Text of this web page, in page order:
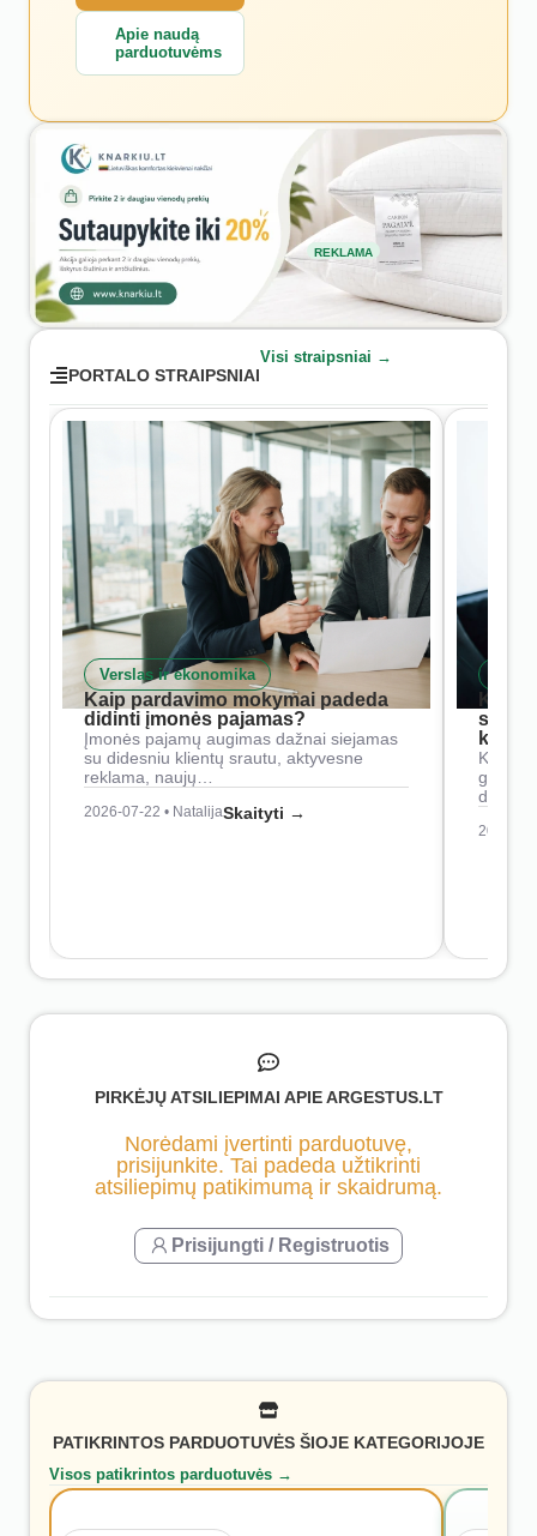
Apie naudą
parduotuvėms
REKLAMA
PORTALO STRAIPSNIAI
Visi straipsniai →
Verslas ir ekonomika
Kaip pardavimo mokymai padeda
didinti įmonės pajamas?
Įmonės pajamų augimas dažnai siejamas
su didesniu klientų srautu, aktyvesne
reklama, naujų…
2026-07-22 • NatalijaSkaityti →
Kaip
2026-
PIRKĖJŲ ATSILIEPIMAI APIE ARGESTUS.LT
Norėdami įvertinti parduotuvę,
prisijunkite. Tai padeda užtikrinti
atsiliepimų patikimumą ir skaidrumą.
Prisijungti / Registruotis
PATIKRINTOS PARDUOTUVĖS ŠIOJE KATEGORIJOJE
Visos patikrintos parduotuvės →